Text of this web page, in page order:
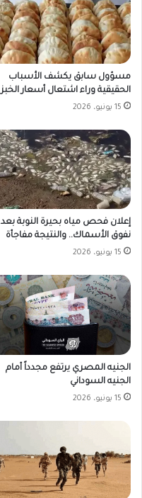
مسؤول سابق يكشف الأسباب
الحقيقية وراء اشتعال أسعار الخبز
15 يونيو، 2026
إعلان فحص مياه بحيرة النوبة بعد
نفوق الأسماك.. والنتيجة مفاجأة
15 يونيو، 2026
الجنيه المصري يرتفع مجدداً أمام
الجنيه السوداني
15 يونيو، 2026